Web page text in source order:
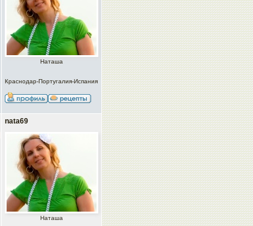
Наташа
Краснодар-Португалия-Испания
nata69
Наташа